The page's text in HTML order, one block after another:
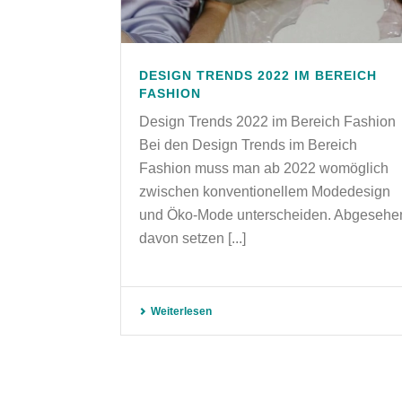
DESIGN TRENDS 2022 IM BEREICH
FASHION
Design Trends 2022 im Bereich Fashion
Bei den Design Trends im Bereich
Fashion muss man ab 2022 womöglich
zwischen konventionellem Modedesign
und Öko-Mode unterscheiden.
davon setzen [...]
Weiterlesen